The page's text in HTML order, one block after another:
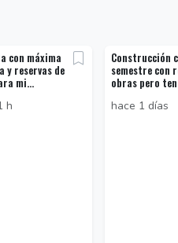
con máxima
y reservas de
mi...
h
Construcción
semestre con
obras pero
hace 1 días